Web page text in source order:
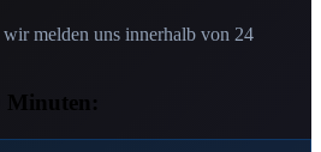
melden uns innerhalb von 24
Minuten: